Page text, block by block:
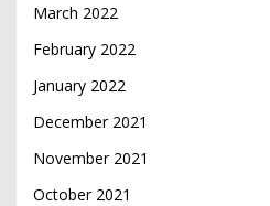
March 2022
February 2022
January 2022
December 2021
November 2021
October 2021